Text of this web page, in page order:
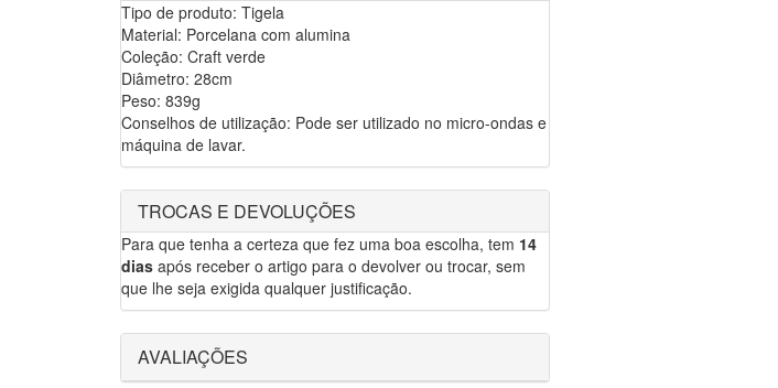
Tipo de produto: Tigela
Material: Porcelana com alumina
Coleção: Craft verde
Diâmetro: 28cm
Peso: 839g
Conselhos de utilização: Pode ser utilizado no micro-ondas e
máquina de lavar.
TROCAS E DEVOLUÇÕES
Para que tenha a certeza que fez uma boa escolha, tem 14
dias após receber o artigo para o devolver ou trocar, sem
que lhe seja exigida qualquer justificação.
AVALIAÇÕES